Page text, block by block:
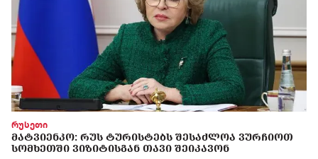
რუსეთი
ᲛᲐᲢᲕᲘᲔᲜᲙᲝ: ᲠᲣᲡ ᲢᲣᲠᲘᲡᲢᲔᲑᲡ ᲨᲔᲡᲐᲫᲚᲝᲐ ᲕᲣᲠᲩᲘᲝᲗ
ᲡᲝᲛᲮᲔᲗᲨᲘ ᲕᲘᲖᲘᲢᲘᲡᲒᲐᲜ ᲗᲐᲕᲘ ᲨᲔᲘᲙᲐᲕᲝᲜ